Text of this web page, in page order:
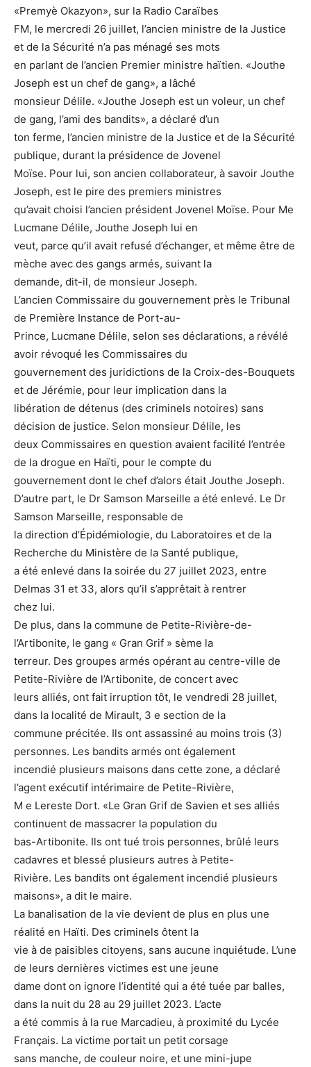
«Premyè Okazyon», sur la Radio Caraïbes
FM, le mercredi 26 juillet, l’ancien ministre de la Justice
et de la Sécurité n’a pas ménagé ses mots
en parlant de l’ancien Premier ministre haïtien. «Jouthe
Joseph est un chef de gang», a lâché
monsieur Délile. «Jouthe Joseph est un voleur, un chef
de gang, l’ami des bandits», a déclaré d’un
ton ferme, l’ancien ministre de la Justice et de la Sécurité
publique, durant la présidence de Jovenel
Moïse. Pour lui, son ancien collaborateur, à savoir Jouthe
Joseph, est le pire des premiers ministres
qu’avait choisi l’ancien président Jovenel Moïse. Pour Me
Lucmane Délile, Jouthe Joseph lui en
veut, parce qu’il avait refusé d’échanger, et même être de
mèche avec des gangs armés, suivant la
demande, dit-il, de monsieur Joseph.
L’ancien Commissaire du gouvernement près le Tribunal
de Première Instance de Port-au-
Prince, Lucmane Délile, selon ses déclarations, a révélé
avoir révoqué les Commissaires du
gouvernement des juridictions de la Croix-des-Bouquets
et de Jérémie, pour leur implication dans la
libération de détenus (des criminels notoires) sans
décision de justice. Selon monsieur Délile, les
deux Commissaires en question avaient facilité l’entrée
de la drogue en Haïti, pour le compte du
gouvernement dont le chef d’alors était Jouthe Joseph.
D’autre part, le Dr Samson Marseille a été enlevé. Le Dr
Samson Marseille, responsable de
la direction d’Épidémiologie, du Laboratoires et de la
Recherche du Ministère de la Santé publique,
a été enlevé dans la soirée du 27 juillet 2023, entre
Delmas 31 et 33, alors qu’il s’apprêtait à rentrer
chez lui.
De plus, dans la commune de Petite-Rivière-de-
l’Artibonite, le gang « Gran Grif » sème la
terreur. Des groupes armés opérant au centre-ville de
Petite-Rivière de l’Artibonite, de concert avec
leurs alliés, ont fait irruption tôt, le vendredi 28 juillet,
dans la localité de Mirault, 3 e section de la
commune précitée. Ils ont assassiné au moins trois (3)
personnes. Les bandits armés ont également
incendié plusieurs maisons dans cette zone, a déclaré
l’agent exécutif intérimaire de Petite-Rivière,
M e Lereste Dort. «Le Gran Grif de Savien et ses alliés
continuent de massacrer la population du
bas-Artibonite. Ils ont tué trois personnes, brûlé leurs
cadavres et blessé plusieurs autres à Petite-
Rivière. Les bandits ont également incendié plusieurs
maisons», a dit le maire.
La banalisation de la vie devient de plus en plus une
réalité en Haïti. Des criminels ôtent la
vie à de paisibles citoyens, sans aucune inquiétude. L’une
de leurs dernières victimes est une jeune
dame dont on ignore l’identité qui a été tuée par balles,
dans la nuit du 28 au 29 juillet 2023. L’acte
a été commis à la rue Marcadieu, à proximité du Lycée
Français. La victime portait un petit corsage
sans manche, de couleur noire, et une mini-jupe